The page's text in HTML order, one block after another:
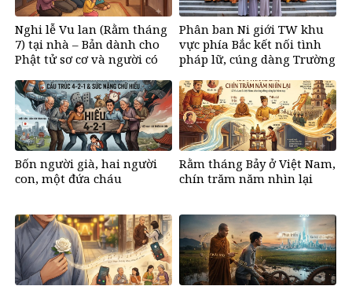
Nghi lễ Vu lan (Rằm tháng
7) tại nhà – Bản dành cho
Phật tử sơ cơ và người có
Phân ban Ni giới TW khu
vực phía Bắc kết nối tình
pháp lữ, cúng dàng Trường
mùa an cư
Bốn người già, hai người
con, một đứa cháu
Rằm tháng Bảy ở Việt Nam,
chín trăm năm nhìn lại